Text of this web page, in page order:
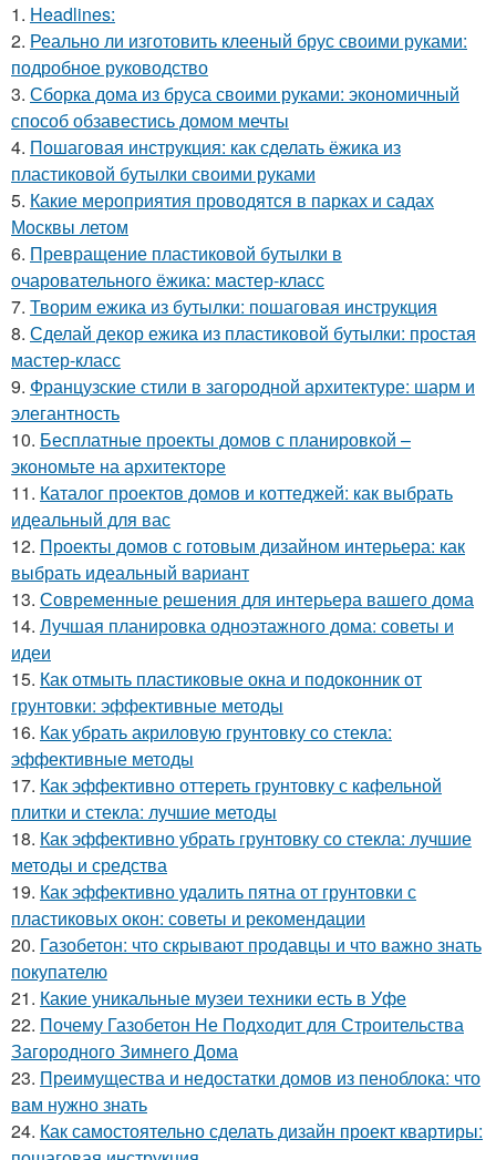
1. Headlines:
2. Реально ли изготовить клееный брус своими руками:
подробное руководство
3. Сборка дома из бруса своими руками: экономичный
способ обзавестись домом мечты
4. Пошаговая инструкция: как сделать ёжика из
пластиковой бутылки своими руками
5. Какие мероприятия проводятся в парках и садах
Москвы летом
6. Превращение пластиковой бутылки в
очаровательного ёжика: мастер-класс
7. Творим ежика из бутылки: пошаговая инструкция
8. Сделай декор ежика из пластиковой бутылки: простая
мастер-класс
9. Французские стили в загородной архитектуре: шарм и
элегантность
10. Бесплатные проекты домов с планировкой –
экономьте на архитекторе
11. Каталог проектов домов и коттеджей: как выбрать
идеальный для вас
12. Проекты домов с готовым дизайном интерьера: как
выбрать идеальный вариант
13. Современные решения для интерьера вашего дома
14. Лучшая планировка одноэтажного дома: советы и
идеи
15. Как отмыть пластиковые окна и подоконник от
грунтовки: эффективные методы
16. Как убрать акриловую грунтовку со стекла:
эффективные методы
17. Как эффективно оттереть грунтовку с кафельной
плитки и стекла: лучшие методы
18. Как эффективно убрать грунтовку со стекла: лучшие
методы и средства
19. Как эффективно удалить пятна от грунтовки с
пластиковых окон: советы и рекомендации
20. Газобетон: что скрывают продавцы и что важно знать
покупателю
21. Какие уникальные музеи техники есть в Уфе
22. Почему Газобетон Не Подходит для Строительства
Загородного Зимнего Дома
23. Преимущества и недостатки домов из пеноблока: что
вам нужно знать
24. Как самостоятельно сделать дизайн проект квартиры: